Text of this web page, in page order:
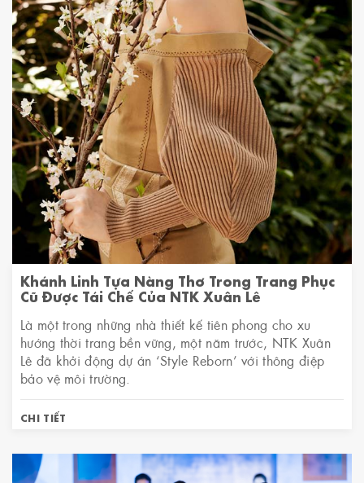
Khánh Linh Tựa Nàng Thơ Trong Trang Phục
Cũ Được Tái Chế Của NTK Xuân Lê
Là một trong những nhà thiết kế tiên phong cho xu
hướng thời trang bền vững, một năm trước, NTK Xuân
Lê đã khởi động dự án ‘Style Reborn’ với thông điệp
bảo vệ môi trường.
CHI TIẾT